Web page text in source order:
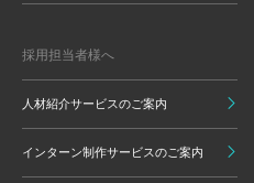
採用担当者様へ
人材紹介サービスのご案内
インターン制作サービスのご案内